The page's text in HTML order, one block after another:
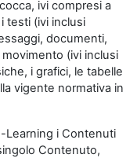
ivi compresi a
testi (ivi inclusi
documenti,
(ivi inclusi
i grafici, le tabelle
vigente normativa in
Learning i Contenuti
Contenuto,